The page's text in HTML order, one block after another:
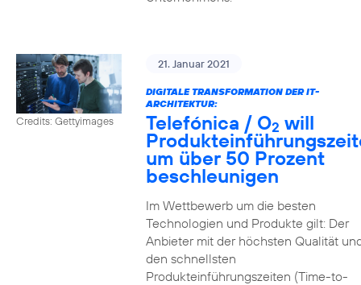
Credits: Gettyimages
21. Januar 2021
DIGITALE TRANSFORMATION DER IT-
ARCHITEKTUR:
Telefónica / O2 will
um über 50 Prozent
beschleunigen
Im Wettbewerb um die besten
Technologien und Produkte gilt: Der
Anbieter mit der höchsten Qualität
den schnellsten
Produkteinführungszeiten (Time-to-